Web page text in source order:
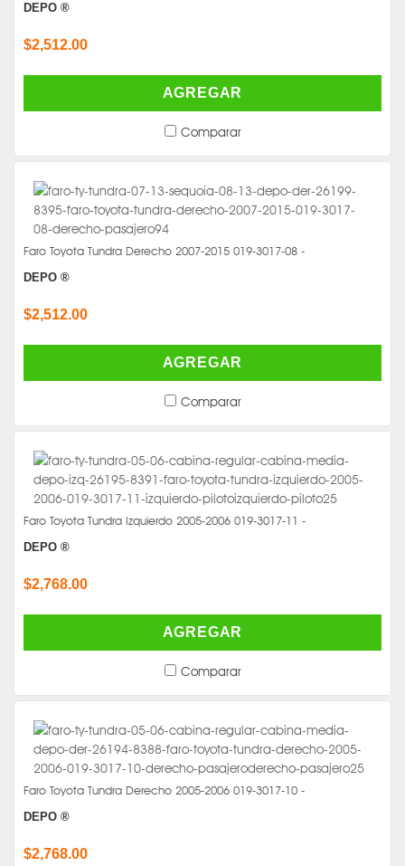
DEPO ®
$2,512.00
AGREGAR
Comparar
Faro Toyota Tundra Derecho 2007-2015 019-3017-08 -
DEPO ®
$2,512.00
AGREGAR
Comparar
Faro Toyota Tundra Izquierdo 2005-2006 019-3017-11 -
DEPO ®
$2,768.00
AGREGAR
Comparar
Faro Toyota Tundra Derecho 2005-2006 019-3017-10 -
DEPO ®
$2,768.00